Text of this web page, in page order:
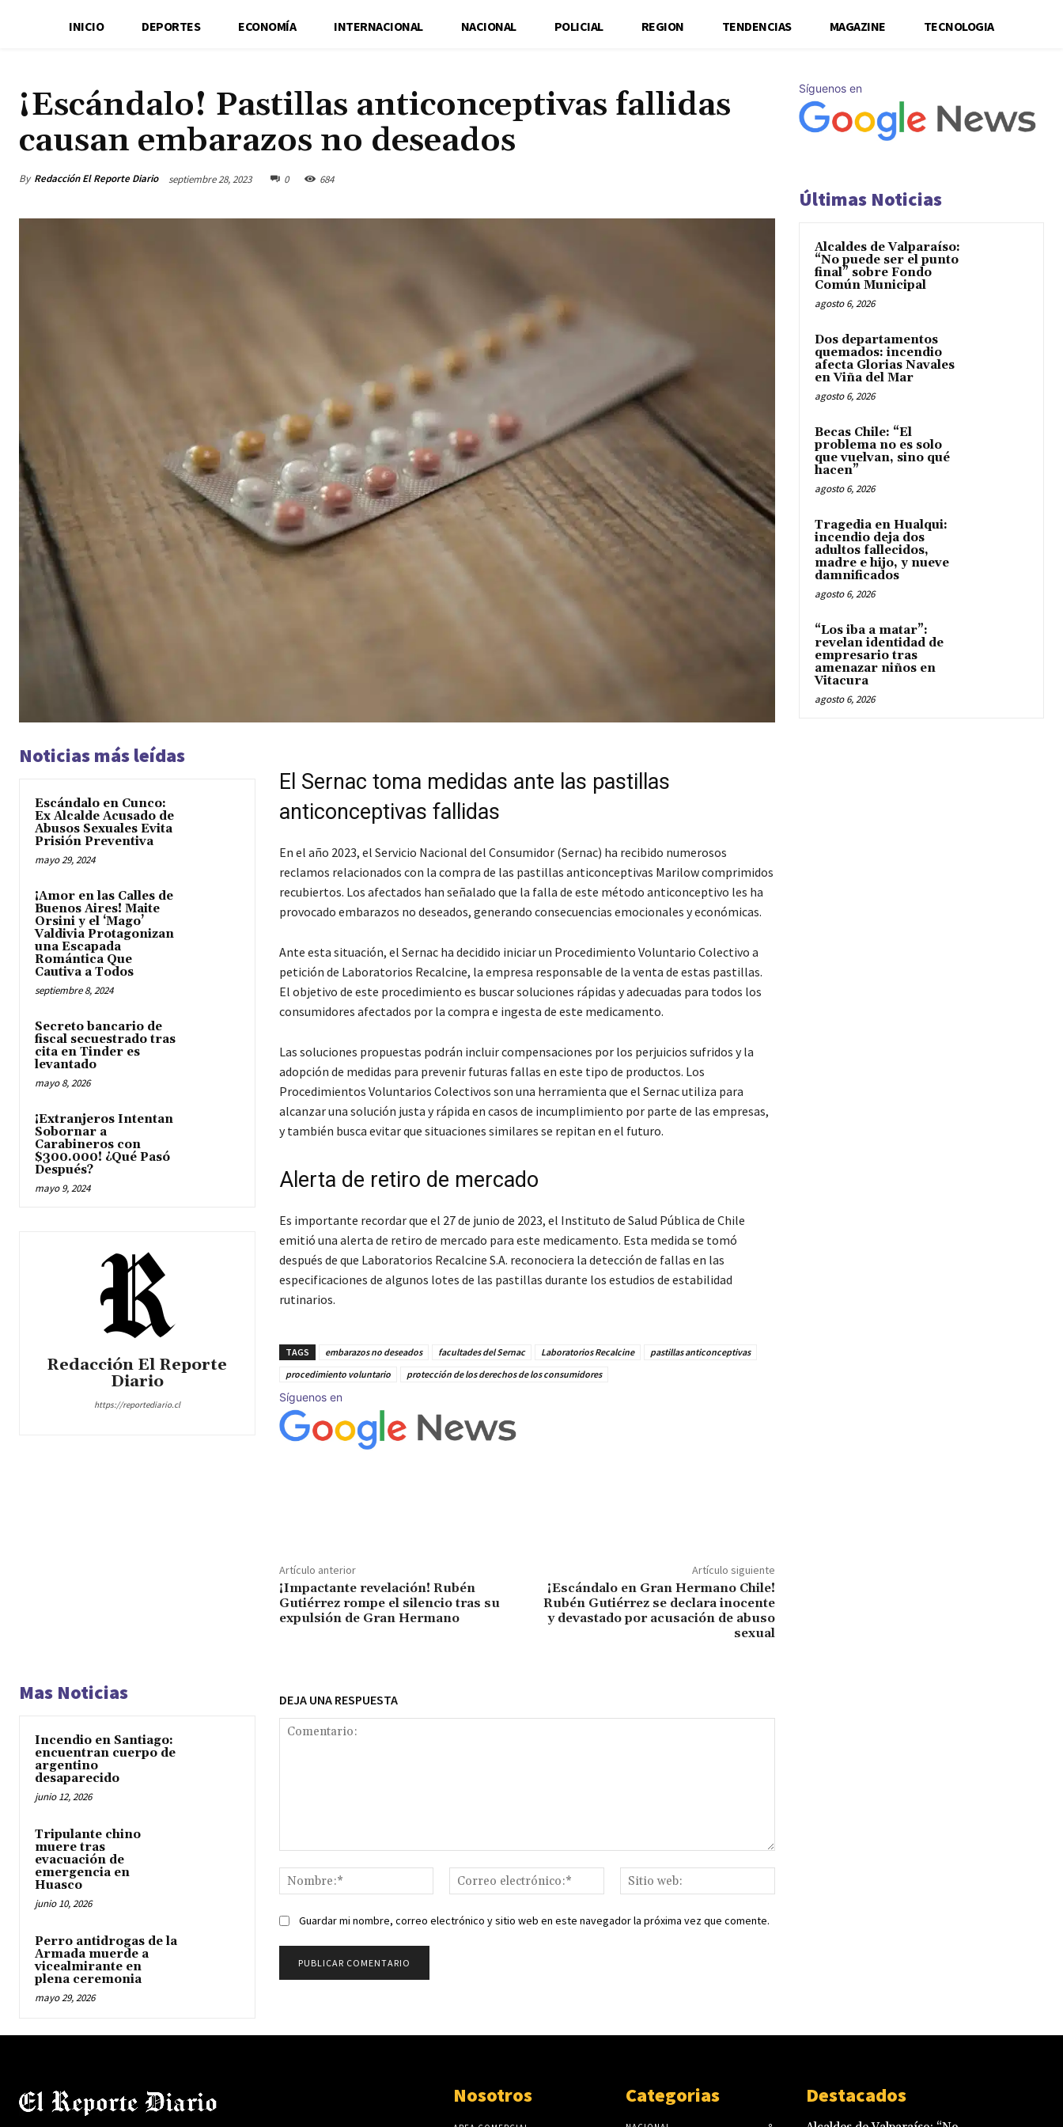
INICIO DEPORTES ECONOMÍA INTERNACIONAL NACIONAL POLICIAL REGION TENDENCIAS MAGAZINE TECNOLOGIA
¡Escándalo! Pastillas anticonceptivas fallidas
causan embarazos no deseados
By Redacción El Reporte Diario septiembre 28, 2023 0 684
Noticias más leídas
Escándalo en Cunco:
Ex Alcalde Acusado de
Abusos Sexuales Evita
Prisión Preventiva
mayo 29, 2024
¡Amor en las Calles de
Buenos Aires! Maite
Orsini y el ‘Mago’
Valdivia Protagonizan
una Escapada
Romántica Que
Cautiva a Todos
septiembre 8, 2024
Secreto bancario de
fiscal secuestrado tras
cita en Tinder es
levantado
mayo 8, 2026
¡Extranjeros Intentan
Sobornar a
Carabineros con
$300.000! ¿Qué Pasó
Después?
mayo 9, 2024
Redacción El Reporte
Diario
https://reportediario.cl
El Sernac toma medidas ante las pastillas
anticonceptivas fallidas
En el año 2023, el Servicio Nacional del Consumidor (Sernac) ha recibido numerosos
reclamos relacionados con la compra de las pastillas anticonceptivas Marilow comprimidos
recubiertos. Los afectados han señalado que la falla de este método anticonceptivo les ha
provocado embarazos no deseados, generando consecuencias emocionales y económicas.
Ante esta situación, el Sernac ha decidido iniciar un Procedimiento Voluntario Colectivo a
petición de Laboratorios Recalcine, la empresa responsable de la venta de estas pastillas.
El objetivo de este procedimiento es buscar soluciones rápidas y adecuadas para todos los
consumidores afectados por la compra e ingesta de este medicamento.
Las soluciones propuestas podrán incluir compensaciones por los perjuicios sufridos y la
adopción de medidas para prevenir futuras fallas en este tipo de productos. Los
Procedimientos Voluntarios Colectivos son una herramienta que el Sernac utiliza para
alcanzar una solución justa y rápida en casos de incumplimiento por parte de las empresas,
y también busca evitar que situaciones similares se repitan en el futuro.
Alerta de retiro de mercado
Es importante recordar que el 27 de junio de 2023, el Instituto de Salud Pública de Chile
emitió una alerta de retiro de mercado para este medicamento. Esta medida se tomó
después de que Laboratorios Recalcine S.A. reconociera la detección de fallas en las
especificaciones de algunos lotes de las pastillas durante los estudios de estabilidad
rutinarios.
TAGS embarazos no deseados facultades del Sernac Laboratorios Recalcine
pastillas anticonceptivas
procedimiento voluntario
protección de los derechos de los consumidores
Síguenos en
Artículo anterior
¡Impactante revelación! Rubén
Gutiérrez rompe el silencio tras su
expulsión de Gran Hermano
Artículo siguiente
¡Escándalo en Gran Hermano Chile!
Rubén Gutiérrez se declara inocente
y devastado por acusación de abuso
sexual
Mas Noticias
Incendio en Santiago:
encuentran cuerpo de
argentino
desaparecido
junio 12, 2026
Tripulante chino
muere tras
evacuación de
emergencia en
Huasco
junio 10, 2026
Perro antidrogas de la
Armada muerde a
vicealmirante en
plena ceremonia
mayo 29, 2026
DEJA UNA RESPUESTA
Nombre:*
Correo
electrónico:*
web:
Guardar mi nombre, correo electrónico y sitio web en este navegador la próxima vez que comente.
Síguenos en
Últimas Noticias
Alcaldes de Valparaíso:
“No puede ser el punto
final” sobre Fondo
Común Municipal
agosto 6, 2026
Dos departamentos
quemados: incendio
afecta Glorias Navales
en Viña del Mar
agosto 6, 2026
Becas Chile: “El
problema no es solo
que vuelvan, sino qué
hacen”
agosto 6, 2026
Tragedia en Hualqui:
incendio deja dos
adultos fallecidos,
madre e hijo, y nueve
damnificados
agosto 6, 2026
“Los iba a matar”:
revelan identidad de
empresario tras
amenazar niños en
Vitacura
agosto 6, 2026
Nosotros Categorias Destacados